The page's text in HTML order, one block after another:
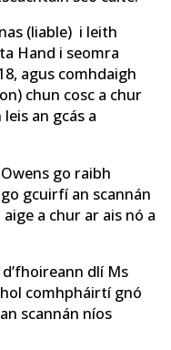
(liable) i leith
Hand i seomra
agus comhdaigh
chun cosc ​​a chur
an gcás a
go raibh
go gcuirfí an scannán
a chur ar ais nó a
dlí Ms
comhpháirtí gnó
scannán níos